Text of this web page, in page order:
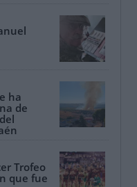
ha
de
Trofeo
que fue